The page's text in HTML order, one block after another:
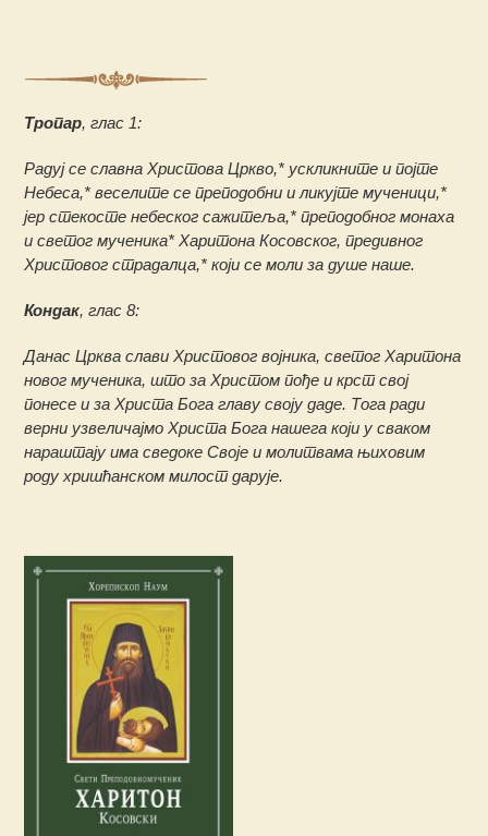
Тропар, глас 1:
Радуј се славна Христова Цркво,* ускликните и појте
Небеса,* веселите се преподобни и ликујте мученици,*
јер стекосте небеског сажитеља,* преподобног монаха
и светог мученика* Харитона Косовског, предивног
Христовог страдалца,* који се моли за душе наше.
Кондак, глас 8:
Данас Црква слави Христовог војника, светог Харитона
новог мученика, што за Христом пође и крст свој
понесе и за Христа Бога главу своју даде. Тога ради
верни узвеличајмо Христа Бога нашега који у сваком
нараштају има сведоке Своје и молитвама њиховим
роду хришћанском милост дарује.